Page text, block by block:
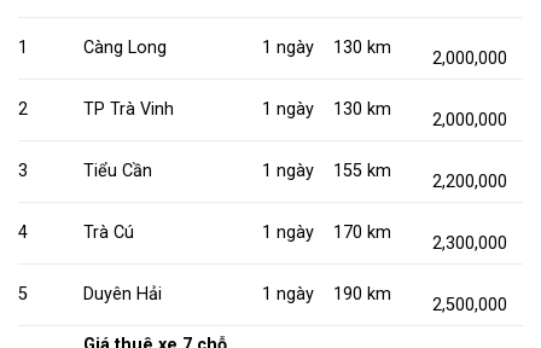
1 Càng Long 1 ngày 130 km
2,000,000
2 TP Trà Vinh 1 ngày 130 km
2,000,000
3 Tiểu Cần 1 ngày 155 km
2,200,000
4 Trà Cú 1 ngày 170 km
2,300,000
5 Duyên Hải 1 ngày 190 km
2,500,000